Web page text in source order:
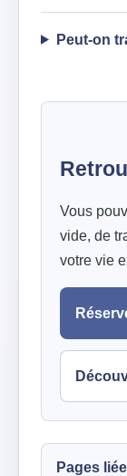
Peut-on
Vous
vide, de
votre vie
Pages